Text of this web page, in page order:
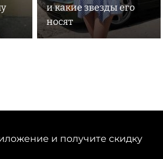
и какие звезды его
носят
и получите скидку